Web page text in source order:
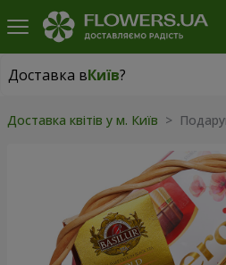
Доставка вКиїв?
Доставка вКиїв
Доставка квітів у м. Київ >